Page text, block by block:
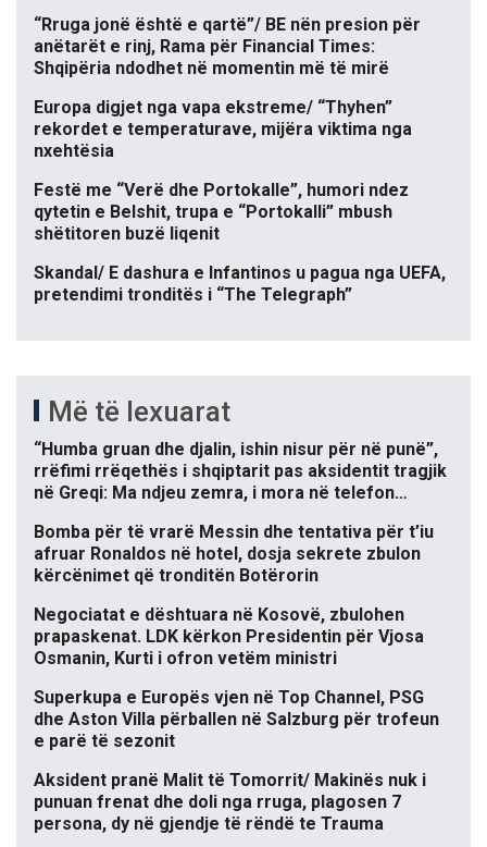
“Rruga jonë është e qartë”/ BE nën presion për
anëtarët e rinj, Rama për Financial Times:
Shqipëria ndodhet në momentin më të mirë
Europa digjet nga vapa ekstreme/ “Thyhen”
rekordet e temperaturave, mijëra viktima nga
nxehtësia
Festë me “Verë dhe Portokalle”, humori ndez
qytetin e Belshit, trupa e “Portokalli” mbush
shëtitoren buzë liqenit
Skandal/ E dashura e Infantinos u pagua nga UEFA,
pretendimi tronditës i “The Telegraph”
Më të lexuarat
“Humba gruan dhe djalin, ishin nisur për në punë”,
rrëfimi rrëqethës i shqiptarit pas aksidentit tragjik
në Greqi: Ma ndjeu zemra, i mora në telefon…
Bomba për të vrarë Messin dhe tentativa për t’iu
afruar Ronaldos në hotel, dosja sekrete zbulon
kërcënimet që tronditën Botërorin
Negociatat e dështuara në Kosovë, zbulohen
prapaskenat. LDK kërkon Presidentin për Vjosa
Osmanin, Kurti i ofron vetëm ministri
Superkupa e Europës vjen në Top Channel, PSG
dhe Aston Villa përballen në Salzburg për trofeun
e parë të sezonit
Aksident pranë Malit të Tomorrit/ Makinës nuk i
punuan frenat dhe doli nga rruga, plagosen 7
persona, dy në gjendje të rëndë te Trauma